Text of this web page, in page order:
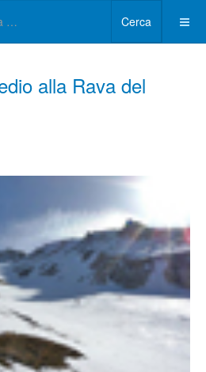
Cerca
alla Rava del